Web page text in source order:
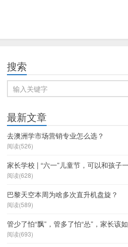
搜索
最新文章
去澳洲学市场营销专业怎么选？
阅读(526)
家长学校 | “六一”儿童节，可以和孩子
阅读(628)
巴黎天空本周为啥多次直升机盘旋？
阅读(589)
管少了怕“飘”，管多了怕“怂”，家长该
阅读(693)